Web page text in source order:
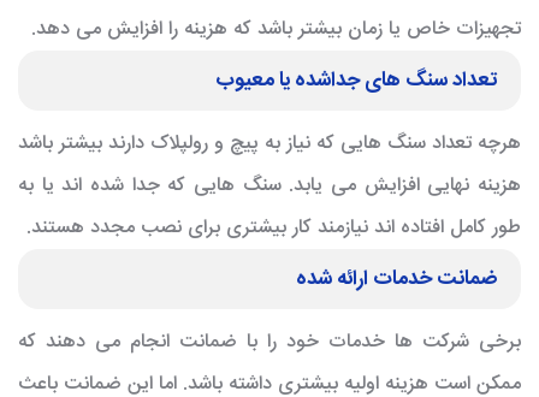
تجهیزات خاص یا زمان بیشتر باشد که هزینه را افزایش می دهد.
تعداد سنگ های جداشده یا معیوب
هرچه تعداد سنگ هایی که نیاز به پیچ و رولپلاک دارند بیشتر باشد
هزینه نهایی افزایش می یابد. سنگ هایی که جدا شده اند یا به
طور کامل افتاده اند نیازمند کار بیشتری برای نصب مجدد هستند.
ضمانت خدمات ارائه شده
برخی شرکت ها خدمات خود را با ضمانت انجام می دهند که
ممکن است هزینه اولیه بیشتری داشته باشد. اما این ضمانت باعث